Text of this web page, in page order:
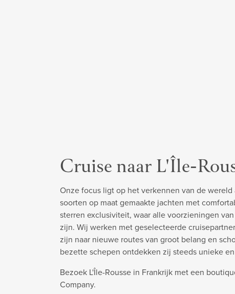
Cruise naar L'Île-
Onze focus ligt op het verkennen van de
soorten op maat gemaakte jachten met
sterren exclusiviteit, waar alle voorzieningen
zijn. Wij werken met geselecteerde
zijn naar nieuwe routes van groot belang en
bezette schepen ontdekken zij steeds unieke
Bezoek L'Île-Rousse in Frankrijk met een
Company.